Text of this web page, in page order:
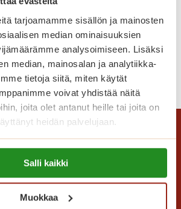
tarjoamamme sisällön ja mainosten
median ominaisuuksien
analysoimiseen. Lisäksi
median, mainosalan ja analytiikka-
tietoja siitä, miten käytät
voivat yhdistää näitä
joita olet antanut heille tai joita on
heidän palvelujaan.
evasteet/
Salli kaikki
Muokkaa
e
r
ä
t
t
ä
v
ä
t
i
Lue lisää
L
o
m
a
n
e